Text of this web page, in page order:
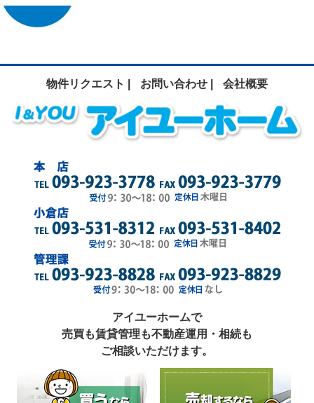
物件リクエスト | お問い合わせ | 会社概要
アイユーホームで
売買も賃貸管理も不動産運用・相続も
ご相談いただけます。